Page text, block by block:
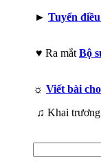
► Tuyển
♥ Ra mắt Bộ
☼ Viết bài
♫ Khai trương